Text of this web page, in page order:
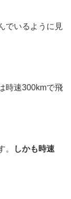
でいるように見
時速300kmで飛
。
しかも時速